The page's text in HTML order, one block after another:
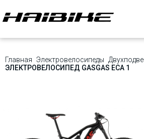
Главная Электровелосипеды
ЭЛЕКТРОВЕЛОСИПЕД GASGAS ECA 1